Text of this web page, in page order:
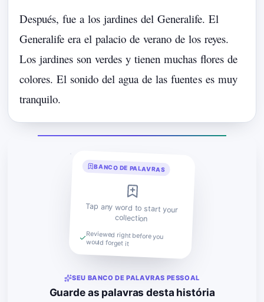
Después, fue a los jardines del Generalife. El
Generalife era el palacio de verano de los reyes.
Los jardines son verdes y tienen muchas flores de
colores. El sonido del agua de las fuentes es muy
tranquilo.
SEU BANCO DE PALAVRAS PESSOAL
Guarde as palavras desta história
BANCO DE PALAVRAS
Tap any word to start your
collection
Reviewed right before you
would forget it